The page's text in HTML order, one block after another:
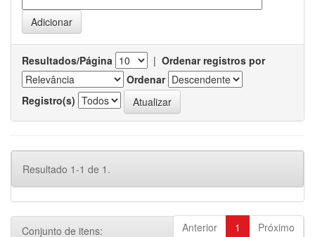
Resultados/Página | Ordenar registros por
Ordenar
Registro(s)
Resultado 1-1 de 1.
Anterior 1 Próximo
Conjunto de itens: